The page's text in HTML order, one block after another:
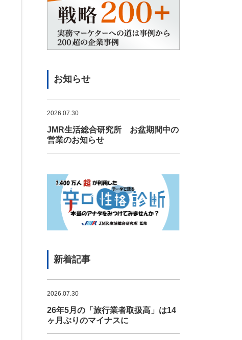
お知らせ
2026.07.30
JMR生活総合研究所 お盆期間中の
営業のお知らせ
新着記事
2026.07.30
26年5月の「旅行業者取扱高」は14
ヶ月ぶりのマイナスに